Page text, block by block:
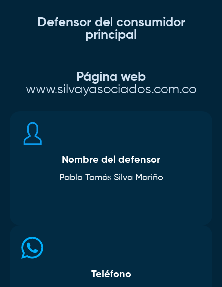
Defensor del consumidor
principal
Página web
www.silvayasociados.com.co
Nombre del defensor
Pablo Tomás Silva Mariño
Teléfono